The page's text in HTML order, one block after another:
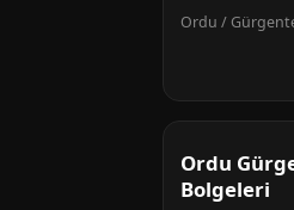
Ordu /
Ordu
Bolgeleri